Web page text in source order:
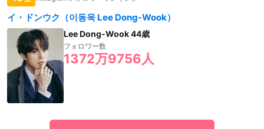
イ・ドンウク（이동욱 Lee Dong-Wook）
Lee Dong-Wook 44歳
フォロワー数
1372万9756人